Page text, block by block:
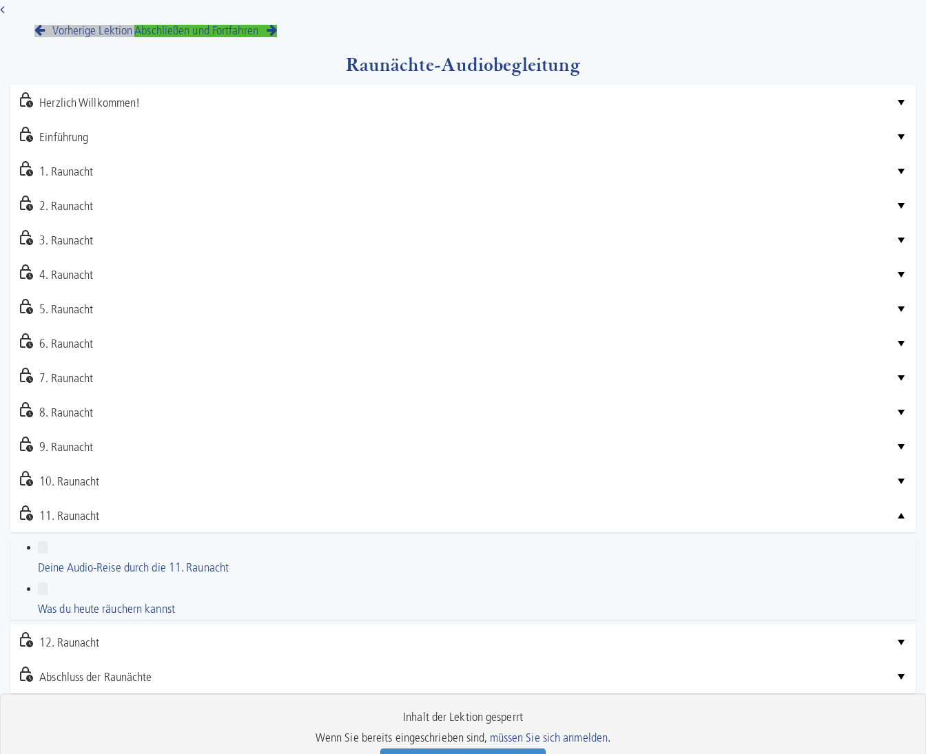
Vorherige Lektion Abschließen und Fortfahren
Raunächte-Audiobegleitung
Herzlich Willkommen!
Einführung
1. Raunacht
2. Raunacht
3. Raunacht
4. Raunacht
5. Raunacht
6. Raunacht
7. Raunacht
8. Raunacht
9. Raunacht
10. Raunacht
11. Raunacht
Deine Audio-Reise durch die 11. Raunacht
Was du heute räuchern kannst
12. Raunacht
Abschluss der Raunächte
Inhalt der Lektion gesperrt
Wenn Sie bereits eingeschrieben sind, müssen Sie sich anmelden.